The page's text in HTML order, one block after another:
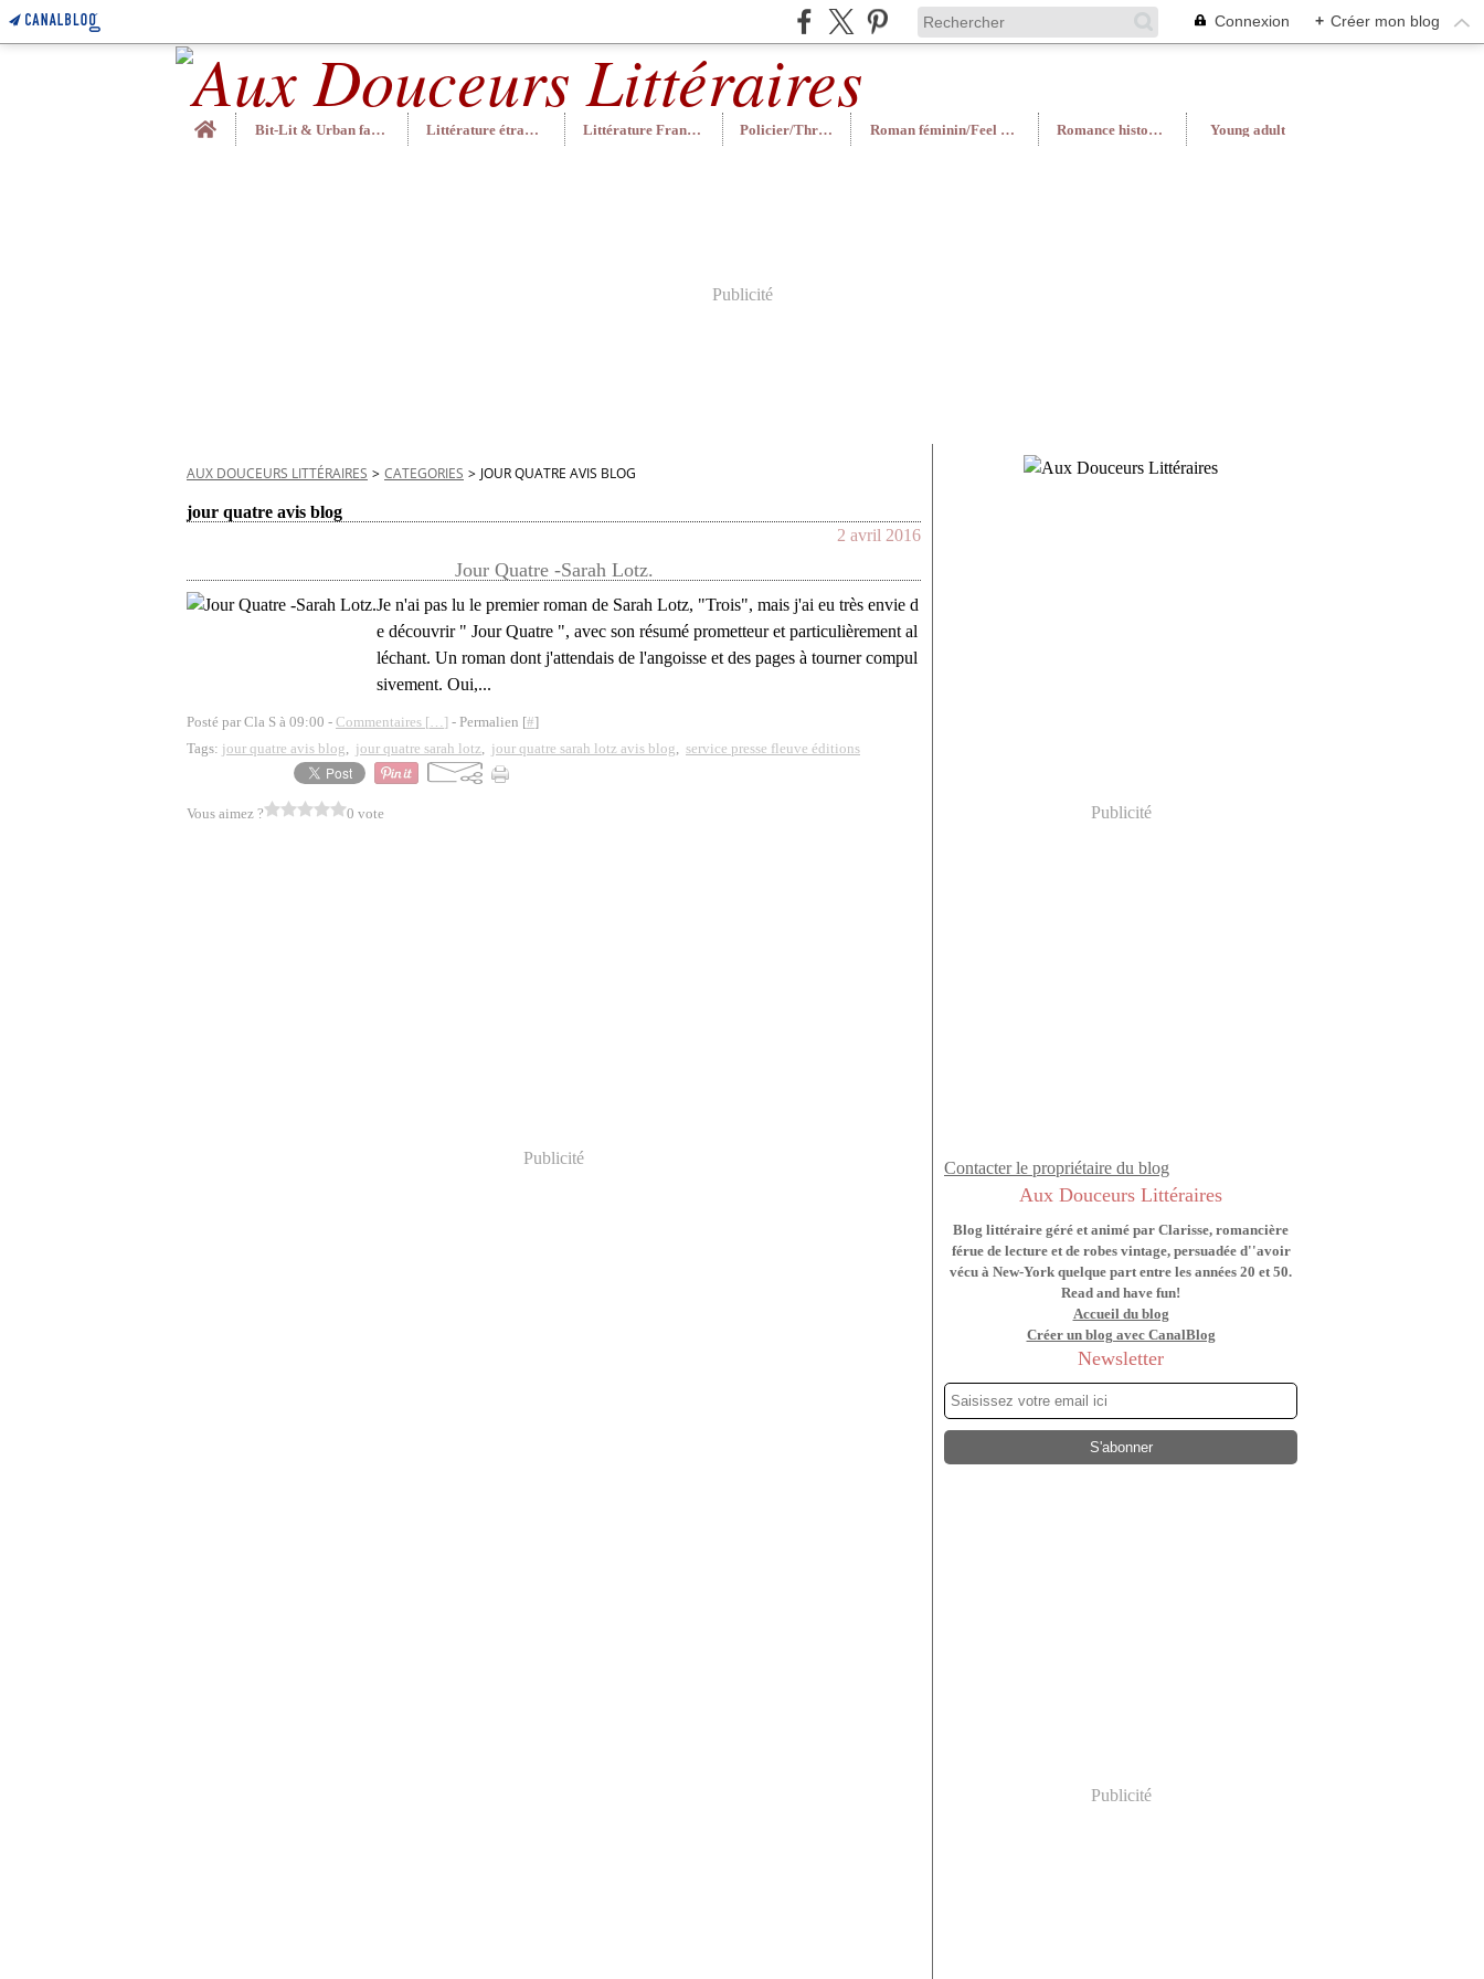
Connexion + Créer mon blog
Home
Bit-Lit & Urban fantasy Littérature étrangère Littérature Française Policier/Thriller Roman féminin/Feel Good Romance historique Young adult
Publicité
AUX DOUCEURS LITTÉRAIRES > CATEGORIES > JOUR QUATRE AVIS BLOG
jour quatre avis blog
2 avril 2016
Jour Quatre -Sarah Lotz.
Je n'ai pas lu le premier roman de Sarah Lotz, "Trois", mais j'ai eu très envie d
e découvrir " Jour Quatre ", avec son résumé prometteur et particulièrement al
léchant. Un roman dont j'attendais de l'angoisse et des pages à tourner compul
sivement. Oui,...
Posté par Cla S à 09:00 - Commentaires […] - Permalien [#]
Tags: jour quatre avis blog, jour quatre sarah lotz, jour quatre sarah lotz avis blog, service presse fleuve éditions
Vous aimez ? 0 vote
Publicité
Publicité
Contacter le propriétaire du blog
Aux Douceurs Littéraires
Blog littéraire géré et animé par Clarisse, romancière
férue de lecture et de robes vintage, persuadée d''avoir
vécu à New-York quelque part entre les années 20 et 50.
Read and have fun!
Accueil du blog
Créer un blog avec CanalBlog
Newsletter
Publicité